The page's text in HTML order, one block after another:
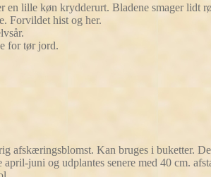
en lille køn krydderurt. Bladene smager lidt
Forvildet hist og her.
for tør jord.
afskæringsblomst. Kan bruges i buketter.
april-juni og udplantes senere med 40 cm.